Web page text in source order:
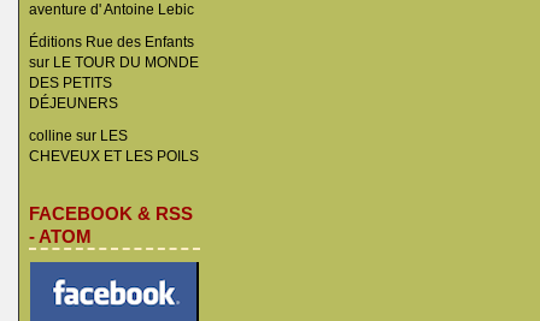
aventure d' Antoine Lebic
Éditions Rue des Enfants
sur LE TOUR DU MONDE
DES PETITS
DÉJEUNERS
colline sur LES
CHEVEUX ET LES POILS
FACEBOOK & RSS
- ATOM